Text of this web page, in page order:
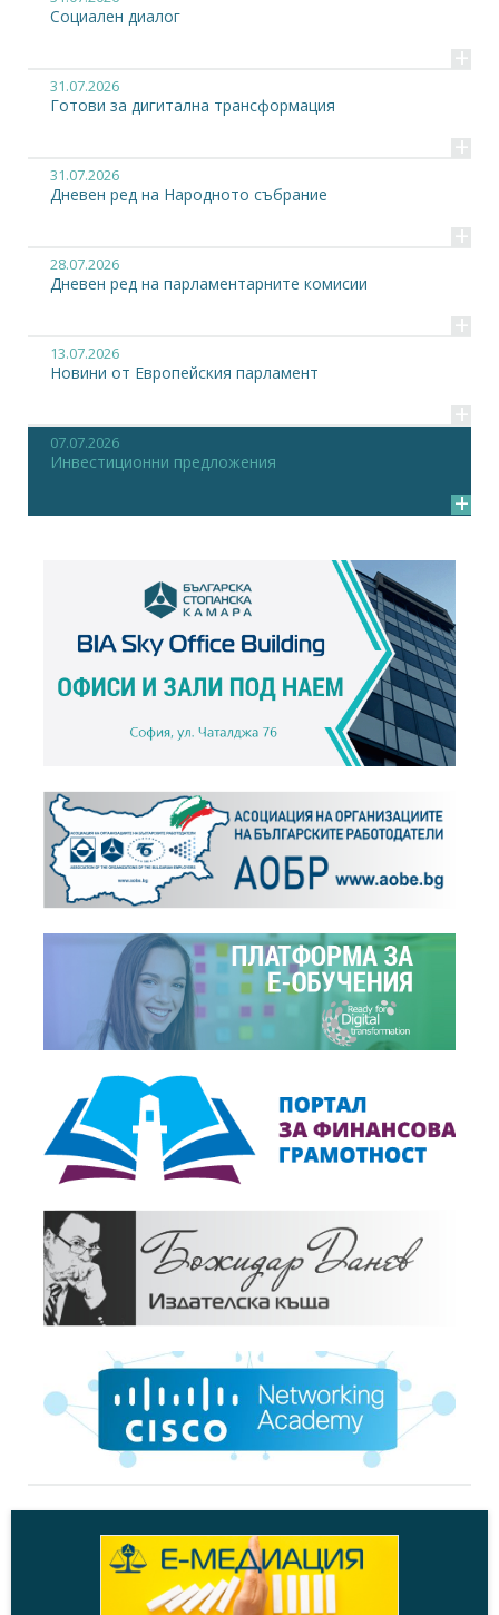
Социален диалог
+
31.07.2026
Готови за дигитална трансформация
+
31.07.2026
Дневен ред на Народното събрание
+
28.07.2026
Дневен ред на парламентарните комисии
+
13.07.2026
Новини от Европейския парламент
+
07.07.2026
Инвестиционни предложения
+